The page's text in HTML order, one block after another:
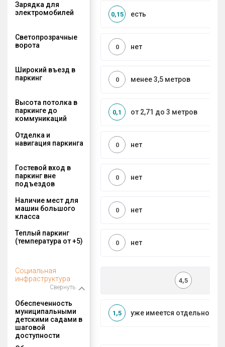
Зарядка для
электромобилей
есть
0,15
Светопрозрачные
ворота
нет
0
Широкий въезд в
паркинг
менее 3,5 метров
0
Высота потолка в
паркинге до
коммуникаций
от 2,71 до 3 метров
0,1
Отделка и
навигация паркинга
нет
0
Гостевой вход в
паркинг вне
подъездов
нет
0
Наличие мест для
машин большого
класса
нет
0
Теплый паркинг
(температура от +5)
нет
0
Социальная
инфраструктура
Свернуть
4,5
Обеспеченность
муниципальными
детскими садами в
шаговой
доступности
уже имеется
1,5